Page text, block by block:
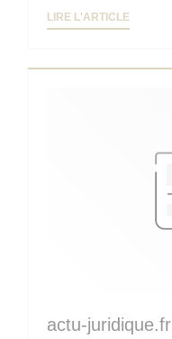
LIRE L'ARTICLE
actu-